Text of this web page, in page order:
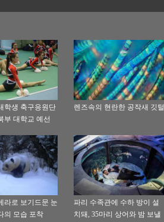
학생 축구응원단
부 대학교 예선
렌즈속의 현란한 공작새 깃털
라로 보기드문 눈
의 모습 포착
파리 수족관에 수하 방이 설
치돼, 35마리 상어와 밤 보낼